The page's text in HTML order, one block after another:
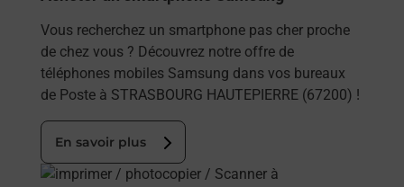
Vous recherchez un smartphone pas cher proche
de chez vous ? Découvrez notre offre de
téléphones mobiles Samsung dans vos bureaux
de Poste à STRASBOURG HAUTEPIERRE (67200) !
En savoir plus
En savoir plus